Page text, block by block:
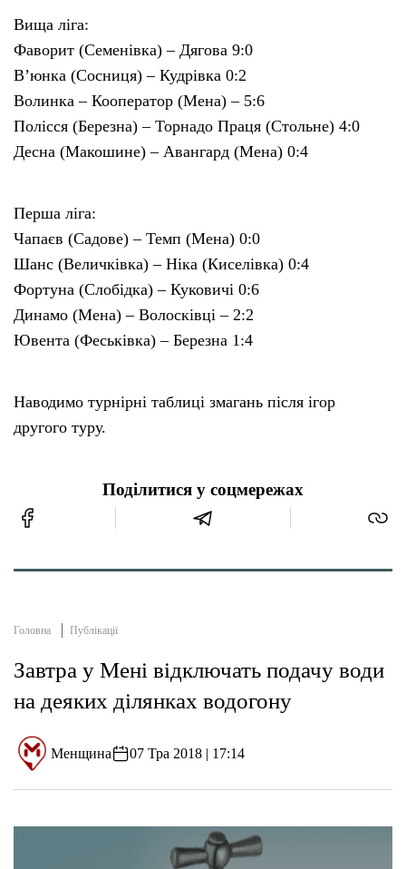
Вища ліга:
Фаворит (Семенівка) – Дягова 9:0
В’юнка (Сосниця) – Кудрівка 0:2
Волинка – Кооператор (Мена) – 5:6
Полісся (Березна) – Торнадо Праця (Стольне) 4:0
Десна (Макошине) – Авангард (Мена) 0:4
Перша ліга:
Чапаєв (Садове) – Темп (Мена) 0:0
Шанс (Величківка) – Ніка (Киселівка) 0:4
Фортуна (Слобідка) – Куковичі 0:6
Динамо (Мена) – Волосківці – 2:2
Ювента (Феськівка) – Березна 1:4
Наводимо турнірні таблиці змагань після ігор
другого туру.
Поділитися у соцмережах
Головна Публікації
Завтра у Мені відключать подачу води
на деяких ділянках водогону
Менщина 07 Тра 2018 | 17:14